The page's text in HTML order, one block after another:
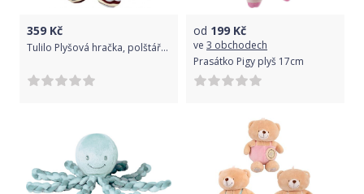
359 Kč
Tulilo Plyšová hračka, polštářek Sova Aldona, 31 cm, hnědá
od 199 Kč
ve 3 obchodech
Prasátko Pigy plyš 17cm